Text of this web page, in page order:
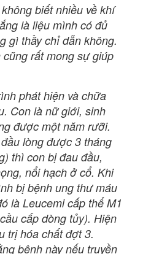
biết nhiều về khí
là liệu mình có đủ
gì thầy chỉ dẫn không.
rất mong sự giúp
phát hiện và chữa
Con là nữ giới, sinh
được một năm rưỡi.
lòng được 3 tháng
thì con bị đau đầu,
nổi hạch ở cổ. Khi
bị bệnh ung thư máu
là Leucemi cấp thể M1
cấp dòng tủy). Hiện
trị hóa chất đợt 3.
bệnh này nếu truyền